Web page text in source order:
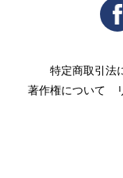
特定商取引法
著作権について